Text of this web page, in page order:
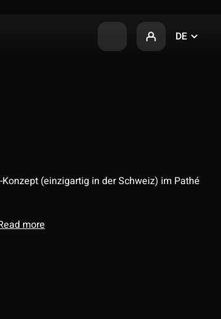
DE
(einzigartig in der Schweiz) im Pathé
more